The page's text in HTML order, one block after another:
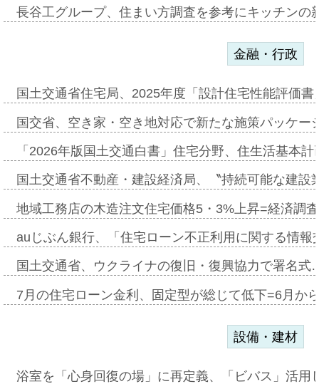
長谷工グループ、住まい方調査を参考にキッチン
金融・行政
国土交通省住宅局、2025年度「設計住宅性能評価
国交省、空き家・空き地対応で新たな施策パッケ
「2026年版国土交通白書」住宅分野、住生活基本
国土交通省不動産・建設経済局、〝持続可能な建
地域工務店の木造注文住宅価格5・3%上昇=経済調
auじぶん銀行、「住宅ローン不正利用に関する情
国土交通省、ウクライナの復旧・復興協力で署名
7月の住宅ローン金利、固定型が総じて低下=6月か
設備・建材
浴室を「心身回復の場」に再定義、「ビバス」活